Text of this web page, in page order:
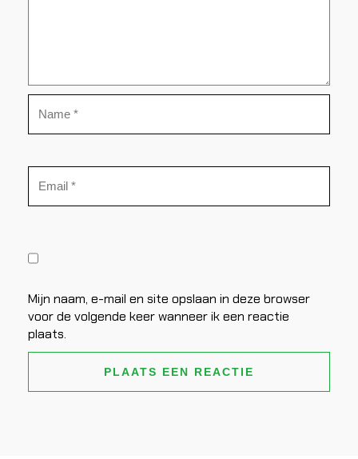
Mijn naam, e-mail en site opslaan in deze browser
voor de volgende keer wanneer ik een reactie
plaats.